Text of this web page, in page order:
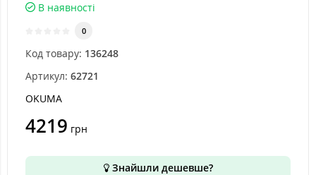
В наявності
0
Код товару: 136248
Артикул: 62721
OKUMA
4219 грн
Знайшли дешевше?